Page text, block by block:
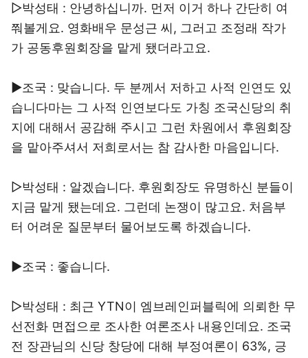
▷박성태 : 안녕하십니까. 먼저 이거 하나 간단히 여
쭤볼게요. 영화배우 문성근 씨, 그러고 조정래 작가
가 공동후원회장을 맡게 됐더라고요.
▶조국 : 맞습니다. 두 분께서 저하고 사적 인연도 있
습니다마는 그 사적 인연보다도 가칭 조국신당의 취
지에 대해서 공감해 주시고 그런 차원에서 후원회장
을 맡아주셔서 저희로서는 참 감사한 마음입니다.
▷박성태 : 알겠습니다. 후원회장도 유명하신 분들이
지금 맡게 됐는데요. 그런데 논쟁이 많고요. 처음부
터 어려운 질문부터 물어보도록 하겠습니다.
▶조국 : 좋습니다.
▷박성태 : 최근 YTN이 엠브레인퍼블릭에 의뢰한 무
선전화 면접으로 조사한 여론조사 내용인데요. 조국
전 장관님의 신당 창당에 대해 부정여론이 63%, 긍